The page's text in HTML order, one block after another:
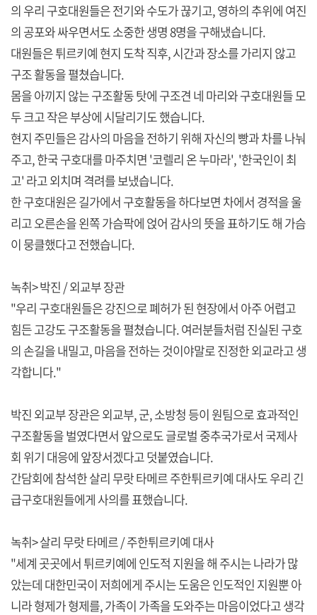
의 우리 구호대원들은 전기와 수도가 끊기고, 영하의 추위에 여진
의 공포와 싸우면서도 소중한 생명 8명을 구해냈습니다.
대원들은 튀르키예 현지 도착 직후, 시간과 장소를 가리지 않고
구조 활동을 펼쳤습니다.
몸을 아끼지 않는 구조활동 탓에 구조견 네 마리와 구호대원들 모
두 크고 작은 부상에 시달리기도 했습니다.
현지 주민들은 감사의 마음을 전하기 위해 자신의 빵과 차를 나눠
주고, 한국 구호대를 마주치면 '코렐리 온 누마라', '한국인이 최
고' 라고 외치며 격려를 보냈습니다.
한 구호대원은 길가에서 구호활동을 하다보면 차에서 경적을 울
리고 오른손을 왼쪽 가슴팍에 얹어 감사의 뜻을 표하기도 해 가슴
이 뭉클했다고 전했습니다.
녹취> 박진 / 외교부 장관
"우리 구호대원들은 강진으로 폐허가 된 현장에서 아주 어렵고
힘든 고강도 구조활동을 펼쳤습니다. 여러분들처럼 진실된 구호
의 손길을 내밀고, 마음을 전하는 것이야말로 진정한 외교라고 생
각합니다."
박진 외교부 장관은 외교부, 군, 소방청 등이 원팀으로 효과적인
구조활동을 벌였다면서 앞으로도 글로벌 중추국가로서 국제사
회 위기 대응에 앞장서겠다고 덧붙였습니다.
간담회에 참석한 살리 무랏 타메르 주한튀르키예 대사도 우리 긴
급구호대원들에게 사의를 표했습니다.
녹취> 살리 무랏 타메르 / 주한튀르키예 대사
"세계 곳곳에서 튀르키예에 인도적 지원을 해 주시는 나라가 많
았는데 대한민국이 저희에게 주시는 도움은 인도적인 지원뿐 아
니라 형제가 형제를, 가족이 가족을 도와주는 마음이었다고 생각